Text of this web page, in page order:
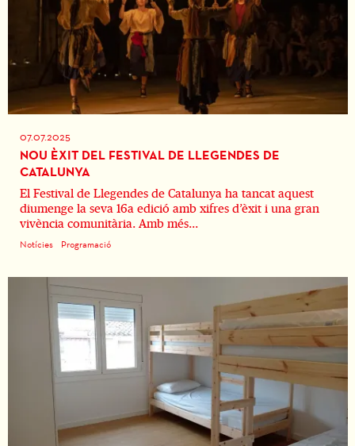
07.07.2025
NOU ÈXIT DEL FESTIVAL DE LLEGENDES DE
CATALUNYA
El Festival de Llegendes de Catalunya ha tancat aquest
diumenge la seva 16a edició amb xifres d’èxit i una gran
vivència comunitària. Amb més...
Notícies Programació